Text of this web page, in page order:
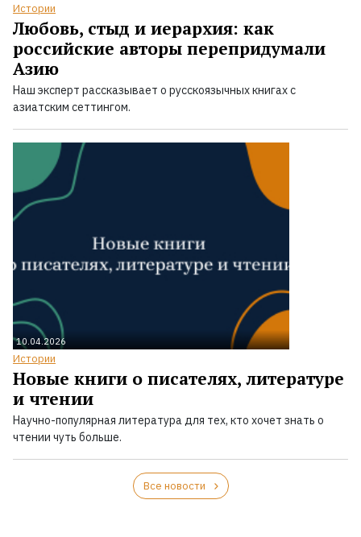
Истории
Любовь, стыд и иерархия: как
российские авторы перепридумали
Азию
Наш эксперт рассказывает о русскоязычных книгах с
азиатским сеттингом.
10.04.2026
Истории
Новые книги о писателях, литературе
и чтении
Научно-популярная литература для тех, кто хочет знать о
чтении чуть больше.
Все новости